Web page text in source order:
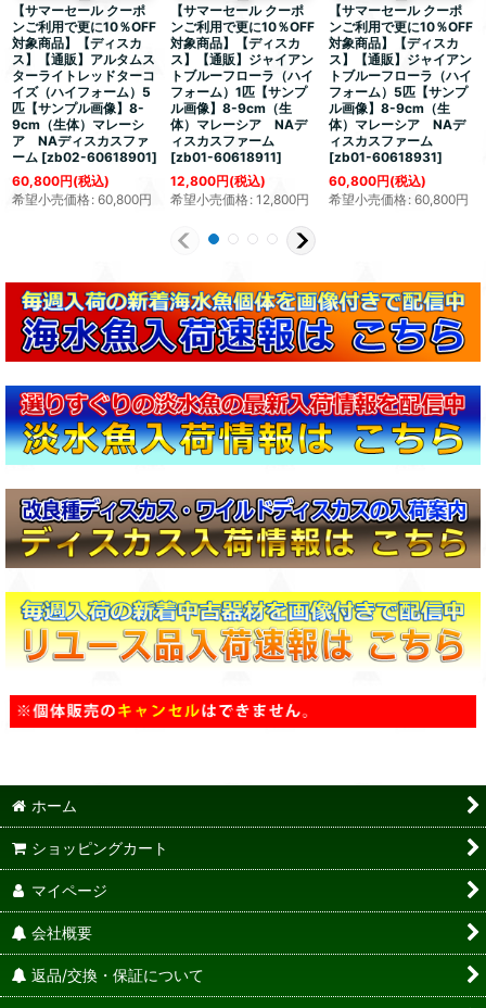
【サマーセール クーポ
ンご利用で更に10％OFF
対象商品】【ディスカ
ス】【通販】アルタムス
ターライトレッドターコ
イズ（ハイフォーム）5
匹【サンプル画像】8-
9cm（生体）マレーシ
ア NAディスカスファ
ーム [zb02-60618901]
60,800円(税込)
希望小売価格: 60,800円
【サマーセール クーポ
ンご利用で更に10％OFF
対象商品】【ディスカ
ス】【通販】ジャイアン
トブルーフローラ（ハイ
フォーム）1匹【サンプ
ル画像】8-9cm（生
体）マレーシア NAデ
ィスカスファーム
[zb01-60618911]
12,800円(税込)
希望小売価格: 12,800円
【サマーセール クーポ
ンご利用で更に10％OFF
対象商品】【ディスカ
ス】【通販】ジャイアン
トブルーフローラ（ハイ
フォーム）5匹【サンプ
ル画像】8-9cm（生
体）マレーシア NAデ
ィスカスファーム
[zb01-60618931]
60,800円(税込)
希望小売価格 : 60,800円
ホーム
ショッピングカート
マイページ
会社概要
返品/交換・保証について